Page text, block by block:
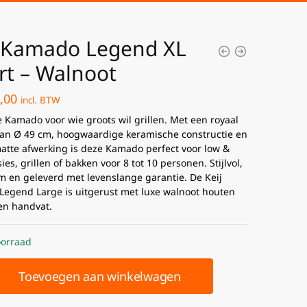
Legend XL
– Walnoot
incl. BTW
Kamado voor wie groots wil grillen. Met een royaal
Ø 49 cm, hoogwaardige keramische constructie en
afwerking is deze Kamado perfect voor low &
grillen of bakken voor 8 tot 10 personen. Stijlvol,
en geleverd met levenslange garantie. De Keij
Large is uitgerust met luxe walnoot houten
handvat.
Toevoegen aan winkelwagen